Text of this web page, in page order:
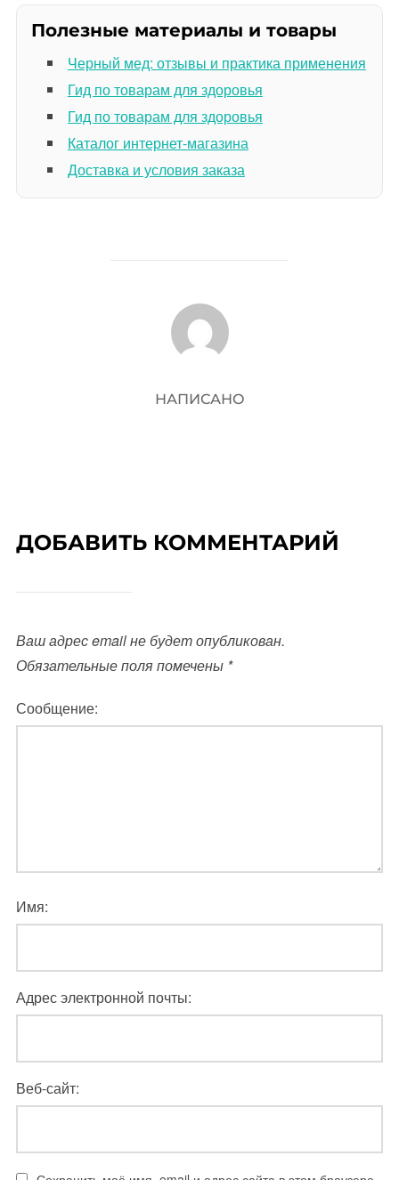
Полезные материалы и товары
Черный мед: отзывы и практика применения
Гид по товарам для здоровья
Гид по товарам для здоровья
Каталог интернет-магазина
Доставка и условия заказа
АВТОР ЗАПИСИ
НАПИСАНО
ДОБАВИТЬ КОММЕНТАРИЙ
Ваш адрес email не будет опубликован.
Обязательные поля помечены *
Сообщение:
Имя:
Адрес электронной почты:
Веб-сайт: